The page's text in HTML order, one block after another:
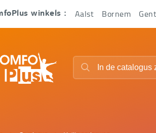
winkels : Aalst Bornem Gent
Zoeken
Zoeken